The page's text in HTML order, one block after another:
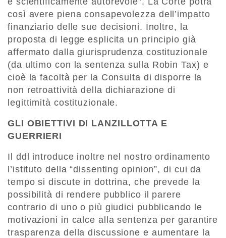
così avere piena consapevolezza dell’impatto
finanziario delle sue decisioni. Inoltre, la
proposta di legge esplicita un principio già
affermato dalla giurisprudenza costituzionale
(da ultimo con la sentenza sulla Robin Tax) e
cioè la facoltà per la Consulta di disporre la
non retroattività della dichiarazione di
legittimità costituzionale.
GLI OBIETTIVI DI LANZILLOTTA E
GUERRIERI
Il ddl introduce inoltre nel nostro ordinamento
l’istituto della “dissenting opinion”, di cui da
tempo si discute in dottrina, che prevede la
possibilità di rendere pubblico il parere
contrario di uno o più giudici pubblicando le
motivazioni in calce alla sentenza per garantire
trasparenza della discussione e aumentare la